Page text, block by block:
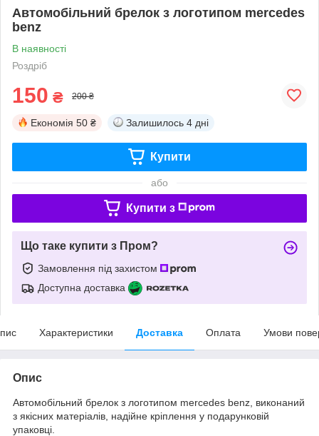
Автомобільний брелок з логотипом mercedes
benz
В наявності
Роздріб
150 ₴ 200 ₴
Економія 50 ₴ Залишилось 4 дні
Купити
або
Купити з
Що таке купити з Пром?
Замовлення під захистом
Доступна доставка
Характеристики Доставка Оплата Умови
Опис
Автомобільний брелок з логотипом mercedes benz, виконаний
з якісних матеріалів, надійне кріплення у подарунковій
упаковці.